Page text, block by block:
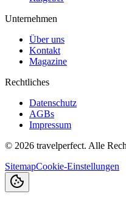
Unternehmen
Über uns
Kontakt
Magazine
Rechtliches
Datenschutz
AGBs
Impressum
© 2026 travelperfect. Alle
SitemapCookie-Einstellungen